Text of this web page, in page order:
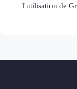
l'utilisation de